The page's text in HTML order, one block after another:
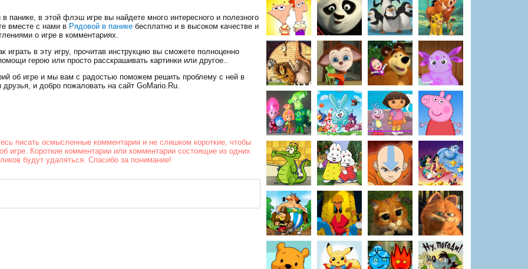
Стрельба в
офисе
Скорость на
панике, в этой флэш игре вы найдете много интересного и полезного
вместе с нами в Рядовой в панике бесплатно и в высоком качестве и
о игре в комментариях.
в эту игру, прочитав инструкцию вы сможете полноценно
герою или просто расскрашивать картинки или другое..
об игре и мы вам с радостью поможем решить проблему с ней в
и добро пожаловать на сайт GoMario.Ru.
писать осмысленные комментарии и не слишком короткие, чтобы
игре. Короткие комментарии или комментарии состоящие из одних
будут удаляться. Спасибо за понимание!